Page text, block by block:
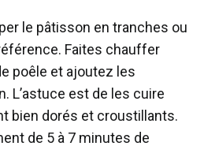
le pâtisson en tranches ou
Faites chauffer
poêle et ajoutez les
L’astuce est de les cuire
bien dorés et croustillants.
de 5 à 7 minutes de